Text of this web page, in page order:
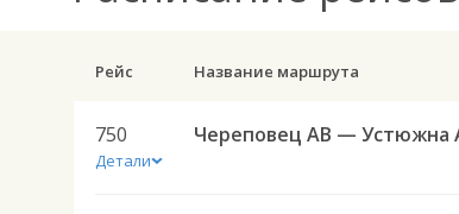
Рейс Название маршрута
750
Детали